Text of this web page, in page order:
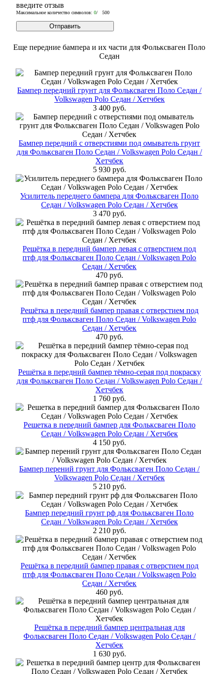
введите отзыв
Максимальное количество символов: 0/ 500
Еще передние бампера и их части для Фольксваген Поло
Cедан
Бампер передний грунт для Фольксваген Поло Cедан /
Volkswagen Polo Седан / Хетчбек
3 400 руб.
Бампер передний с отверстиями под омыватель грунт
для Фольксваген Поло Cедан / Volkswagen Polo Седан /
Хетчбек
5 930 руб.
Усилитель переднего бампера для Фольксваген Поло
Cедан / Volkswagen Polo Седан / Хетчбек
3 470 руб.
Решётка в передний бампер левая с отверстием под
птф для Фольксваген Поло Cедан / Volkswagen Polo
Седан / Хетчбек
470 руб.
Решётка в передний бампер правая с отверстием под
птф для Фольксваген Поло Cедан / Volkswagen Polo
Седан / Хетчбек
470 руб.
Решётка в передний бампер тёмно-серая под покраску
для Фольксваген Поло Cедан / Volkswagen Polo Седан /
Хетчбек
1 760 руб.
Решетка в передний бампер для Фольксваген Поло
Cедан / Volkswagen Polo Седан / Хетчбек
4 150 руб.
Бампер перений грунт для Фольксваген Поло Cедан /
Volkswagen Polo Седан / Хетчбек
5 210 руб.
Бампер передний грунт рф для Фольксваген Поло
Cедан / Volkswagen Polo Седан / Хетчбек
2 210 руб.
Решётка в передний бампер правая с отверстием под
птф для Фольксваген Поло Cедан / Volkswagen Polo
Седан / Хетчбек
460 руб.
Решётка в передний бампер центральная для
Фольксваген Поло Cедан / Volkswagen Polo Седан /
Хетчбек
1 630 руб.